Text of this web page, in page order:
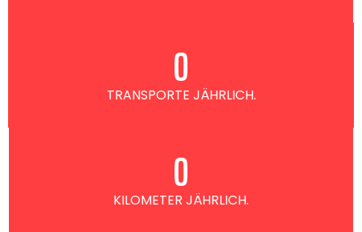
TRANSPORTE JÄHRLICH.
0
KILOMETER JÄHRLICH.
0